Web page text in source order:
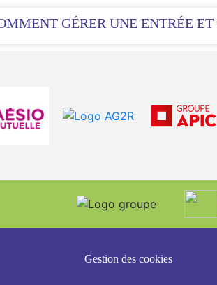
GÉRER UNE ENTRÉE
Gestion des cookies